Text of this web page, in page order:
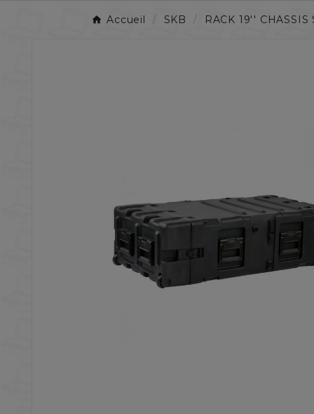
Accueil SKB RACK 19'' CHASSIS